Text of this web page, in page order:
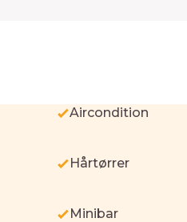
Aircondition
Hårtørrer
Minibar